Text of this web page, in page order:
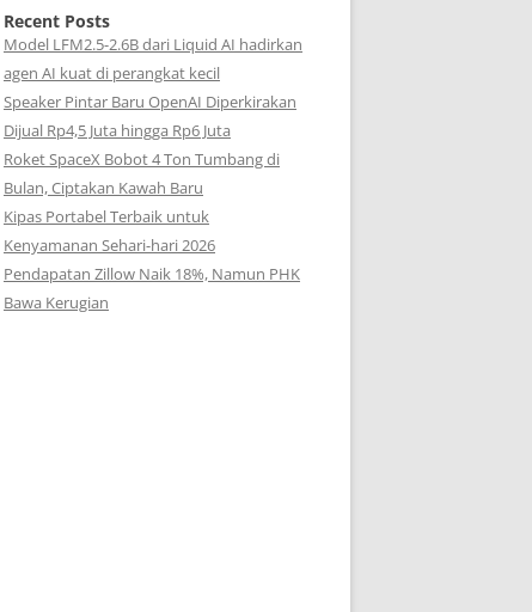
Recent Posts
Model LFM2.5-2.6B dari Liquid AI hadirkan
agen AI kuat di perangkat kecil
Speaker Pintar Baru OpenAI Diperkirakan
Dijual Rp4,5 Juta hingga Rp6 Juta
Roket SpaceX Bobot 4 Ton Tumbang di
Bulan, Ciptakan Kawah Baru
Kipas Portabel Terbaik untuk
Kenyamanan Sehari-hari 2026
Pendapatan Zillow Naik 18%, Namun PHK
Bawa Kerugian